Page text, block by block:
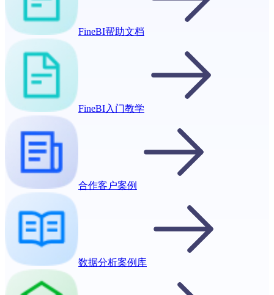
FineBI帮助文档
FineBI入门教学
合作客户案例
数据分析案例库